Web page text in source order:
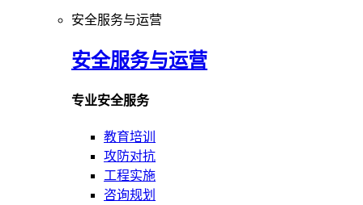
安全服务与运营
安全服务与运营
专业安全服务
教育培训
攻防对抗
工程实施
咨询规划